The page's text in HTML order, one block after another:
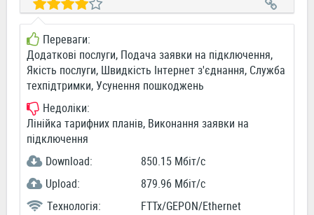
Переваги:
Додаткові послуги, Подача заявки на підключення,
Якість послуги, Швидкість Інтернет з'єднання, Служба
техпідтримки, Усунення пошкоджень
Недоліки:
Лінійка тарифних планів, Виконання заявки на
підключення
Download:
850.15 Мбіт/c
Upload:
879.96 Мбіт/c
Технологія:
FTTx/GEPON/Ethernet